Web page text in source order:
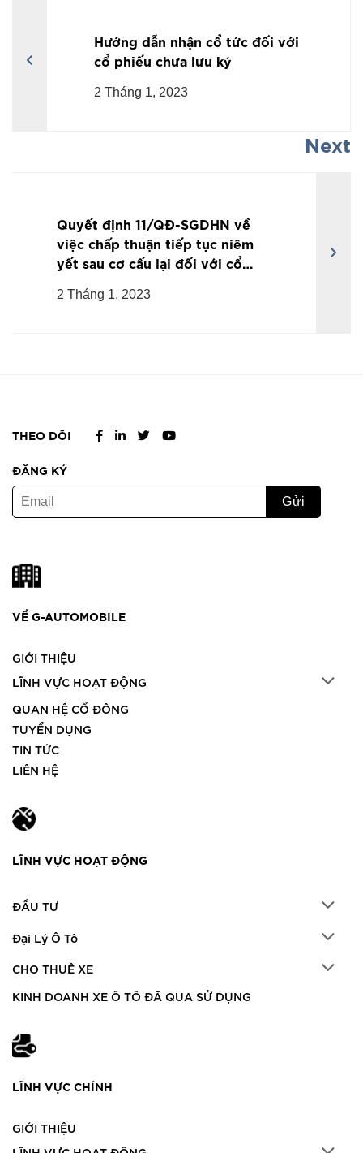
Hướng dẫn nhận cổ tức đối với
cổ phiếu chưa lưu ký
2 Tháng 1, 2023
Next
Quyết định 11/QĐ-SGDHN về
việc chấp thuận tiếp tục niêm
yết sau cơ cấu lại đối với cổ
2 Tháng 1, 2023
THEO DÕI
ĐĂNG KÝ
VỀ G-AUTOMOBILE
GIỚI THIỆU
LĨNH VỰC HOẠT ĐỘNG
QUAN HỆ CỔ ĐÔNG
TUYỂN DỤNG
TIN TỨC
LIÊN HỆ
LĨNH VỰC HOẠT ĐỘNG
ĐẦU TƯ
Đại Lý Ô Tô
CHO THUÊ XE
KINH DOANH XE Ô TÔ ĐÃ QUA SỬ DỤNG
LĨNH VỰC CHÍNH
GIỚI THIỆU